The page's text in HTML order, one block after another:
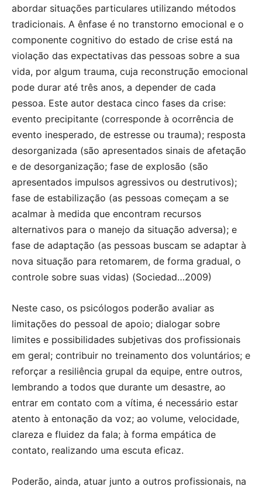
abordar situações particulares utilizando métodos
tradicionais. A ênfase é no transtorno emocional e o
componente cognitivo do estado de crise está na
violação das expectativas das pessoas sobre a sua
vida, por algum trauma, cuja reconstrução emocional
pode durar até três anos, a depender de cada
pessoa. Este autor destaca cinco fases da crise:
evento precipitante (corresponde à ocorrência de
evento inesperado, de estresse ou trauma); resposta
desorganizada (são apresentados sinais de afetação
e de desorganização; fase de explosão (são
apresentados impulsos agressivos ou destrutivos);
fase de estabilização (as pessoas começam a se
acalmar à medida que encontram recursos
alternativos para o manejo da situação adversa); e
fase de adaptação (as pessoas buscam se adaptar à
nova situação para retomarem, de forma gradual, o
controle sobre suas vidas) (Sociedad…2009)
Neste caso, os psicólogos poderão avaliar as
limitações do pessoal de apoio; dialogar sobre
limites e possibilidades subjetivas dos profissionais
em geral; contribuir no treinamento dos voluntários; e
reforçar a resiliência grupal da equipe, entre outros,
lembrando a todos que durante um desastre, ao
entrar em contato com a vítima, é necessário estar
atento à entonação da voz; ao volume, velocidade,
clareza e fluidez da fala; à forma empática de
contato, realizando uma escuta eficaz.
Poderão, ainda, atuar junto a outros profissionais, na